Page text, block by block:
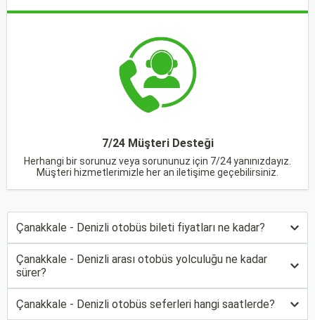
7/24 Müşteri Desteği
Herhangi bir sorunuz veya sorununuz için 7/24 yanınızdayız.
Müşteri hizmetlerimizle her an iletişime geçebilirsiniz.
Çanakkale - Denizli otobüs bileti fiyatları ne kadar?
Çanakkale - Denizli arası otobüs yolculuğu ne kadar
sürer?
Çanakkale - Denizli otobüs seferleri hangi saatlerde?